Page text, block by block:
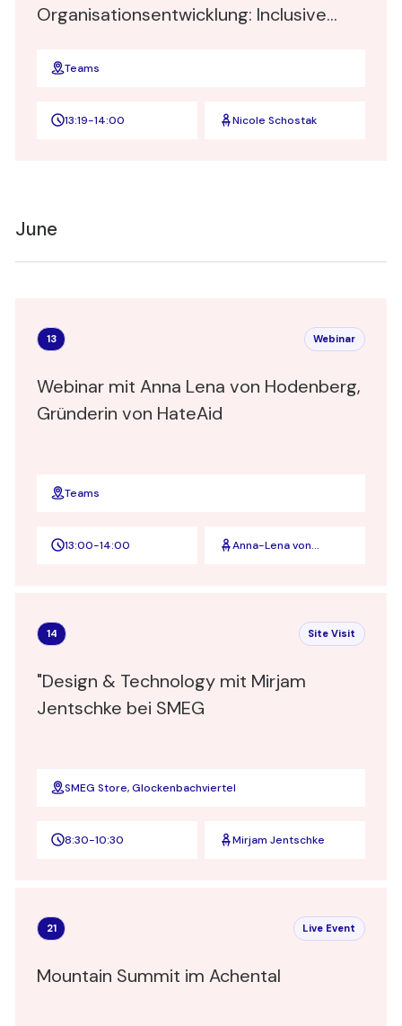
Organisationsentwicklung: Inclusive
Teams
13:19-14:00 Nicole Schostak
June
13 Webinar
Webinar mit Anna Lena von Hodenberg,
Gründerin von HateAid
Teams
13:00-14:00
Anna-Lena von
14 Site Visit
"Design & Technology mit Mirjam
Jentschke bei SMEG
SMEG Store, Glockenbachviertel
8:30-10:30 Mirjam Jentschke
21 Live Event
Mountain Summit im Achental